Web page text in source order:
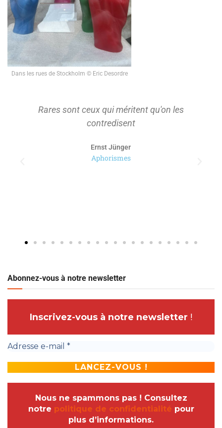
Dans les rues de Stockholm © Eric Desordre
Rares sont ceux qui méritent qu'on les
contredisent
Ernst Jünger
Aphorismes
Abonnez-vous à notre newsletter
Inscrivez-vous à notre newsletter !
Nous ne spammons pas ! Consultez
notre politique de confidentialité pour
plus d’informations.